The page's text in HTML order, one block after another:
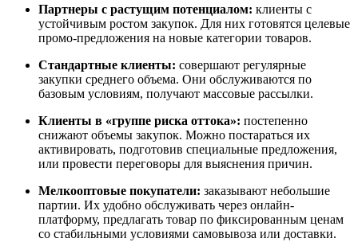
Партнеры с растущим потенциалом: клиенты с
устойчивым ростом закупок. Для них готовятся целевые
промо-предложения на новые категории товаров.
Стандартные клиенты: совершают регулярные
закупки среднего объема. Они обслуживаются по
базовым условиям, получают массовые рассылки.
Клиенты в «группе риска оттока»: постепенно
снижают объемы закупок. Можно постараться их
активировать, подготовив специальные предложения,
или провести переговоры для выяснения причин.
Мелкооптовые покупатели: заказывают небольшие
партии. Их удобно обслуживать через онлайн-
платформу, предлагать товар по фиксированным ценам
со стабильными условиями самовывоза или доставки.